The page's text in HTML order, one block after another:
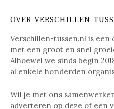
OVER VERSCHILLEN-
Verschillen-tussen.nl is
met een groot en snel
Alhoewel we sinds begin
al enkele honderden
Wil je met ons
adverteren op deze of een